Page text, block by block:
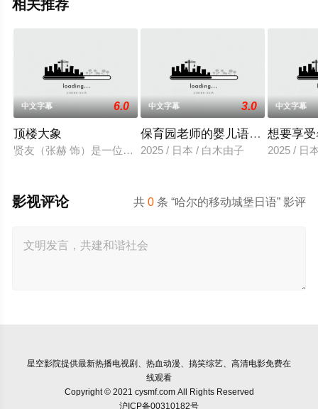
相关推荐
中文字幕 6.0
顶楼大象
贤友（张赫 饰）是一位小有名气的作家，自从被前女友无故抛
中文字幕 3.0
保育园老师的婴儿语让人超兴奋
2025 / 日本 / 白木由子
中文字幕
想要享
2025 / 日
共0 条 “哈尔的移动城堡日语” 影评
影视评论
星空影院提供最新热播电视剧、热血动漫、搞笑综艺、高清电影免费在
线观看
Copyright © 2021 cysmf.com All Rights Reserved
沪ICP备00310182号